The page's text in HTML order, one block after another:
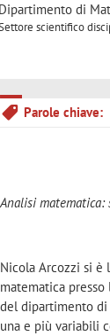
Dipartimento di
scientifico
Parole chiave:
Analisi
Nicola Arcozzi si è
matematica
del dipartimento di
una e più variabili